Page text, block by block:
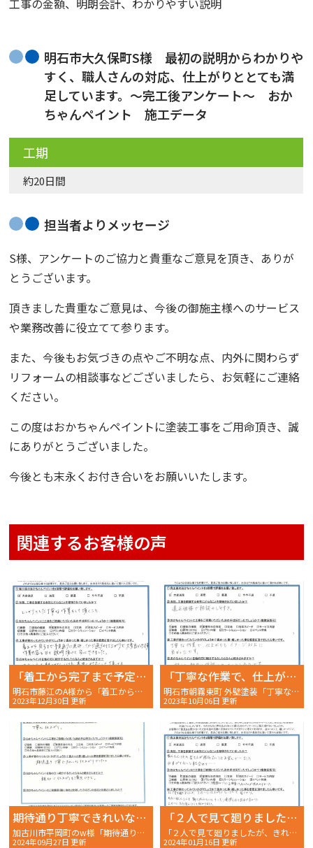
明石市大久保町S様 最初の説明からわかりや
すく、職人さんの対応、仕上がりととても満
足しています。〜完工後アンケート〜 おか
ちゃんペイント 施工データ
工期
約20日間
担当者よりメッセージ
S様、アンケートのご協力と貴重なご意見を頂き、ありが
とうございます。
頂きました貴重なご意見は、今後の御施主様へのサービス
や業務改善に役立てて参ります。
また、今後もお気づきの点やご不明な点、内外に関わらず
リフォームの相談事などございましたら、お気軽にご連絡
ください。
この度はおかちゃんペイントに塗装工事をご用命頂き、誠
にありがとうございました。
今後とも末永くお付き合いをお願いいたします。
関連するお客様の声
「着工から完了まで予定通りに進み、イメージ通りの仕上がりで大変よかったです。」
明石市藤江のA様から「着工から完了まで予定通りに進み、イメージ通りの仕上がりで大変よかったです。」 〜完工後アンケート〜
2023年12月30日 更新
「丁寧な作業で、仕上がりもイメージ以上に良かったです。」
明石市朝霧東町 外壁塗装「丁寧な作業で、仕上がりもイメージ以上に良かったです。」〜完工後アンケート〜
2023年10月06日 更新
期待通り丁寧できれいな仕上がりでした。
加古川市平岡町のw様「期待通り丁寧できれいな仕上がりでした」〜完工後アンケート〜
2024年09月27日 更新
「２人で見て廻りましたが、きれいな仕上がりになっていて嬉しかった」
「２人で見て廻りましたが、きれいな仕上がりになっていて嬉しかった」〜完工後アンケート〜
2024年01月16日 更新